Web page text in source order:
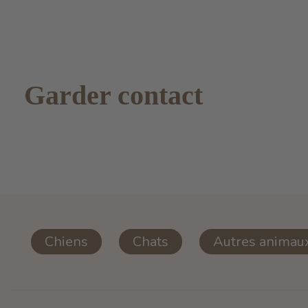
Garder contact
Chiens Chats Autres